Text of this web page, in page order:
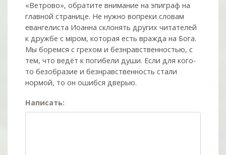
«Ветрово», обратите внимание на эпиграф на
главной странице. Не нужно вопреки словам
евангелиста Иоанна склонять других читателей
к дружбе с мiром, которая есть вражда на Бога.
Мы боремся с грехом и без­нрав­ствен­ностью, с
тем, что ведёт к погибели души. Если для кого-
то безобразие и безнравственность стали
нормой, то он ошибся дверью.
Написать: